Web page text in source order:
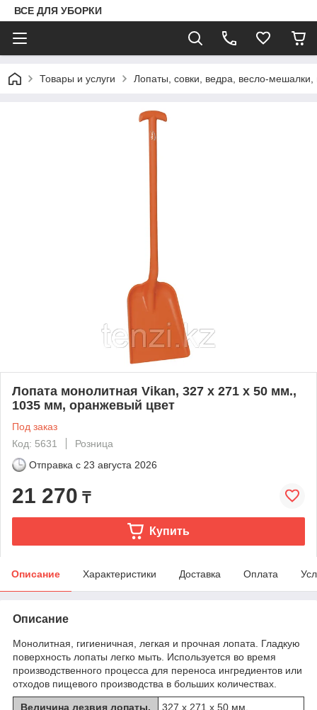
ВСЕ ДЛЯ УБОРКИ
Товары и услуги Лопаты, совки, ведра, весло-мешалки,
Лопата монолитная Vikan, 327 x 271 x 50 мм.,
1035 мм, оранжевый цвет
Под заказ
Код: 5631
Розница
Отправка с 23 августа 2026
21 270 ₸
Купить
Описание Характеристики Доставка Оплата
Описание
Монолитная, гигиеничная, легкая и прочная лопата. Гладкую
поверхность лопаты легко мыть. Используется во время
производственного процесса для переноса ингредиентов или
отходов пищевого производства в больших количествах.
Величина лезвия лопаты,
327 x 271 x 50 мм.